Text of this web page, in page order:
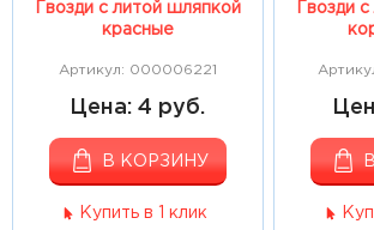
Гвозди с литой шляпкой
красные
Артикул: 000006221
Цена: 4 руб.
В КОРЗИНУ
Купить в 1 клик
Гвозди